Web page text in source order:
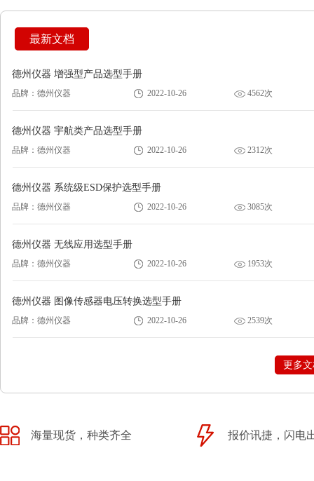
最新文档
德州仪器 增强型产品选型手册
品牌：德州仪器 2022-10-26 4562次
德州仪器 宇航类产品选型手册
品牌：德州仪器 2022-10-26 2312次
德州仪器 系统级ESD保护选型手册
品牌：德州仪器 2022-10-26 3085次
德州仪器 无线应用选型手册
品牌：德州仪器 2022-10-26 1953次
德州仪器 图像传感器电压转换选型手册
品牌：德州仪器 2022-10-26 2539次
更多
海量现货，种类齐全 报价讯捷，闪电